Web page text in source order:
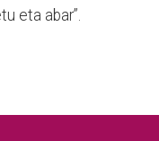
eta abar”.